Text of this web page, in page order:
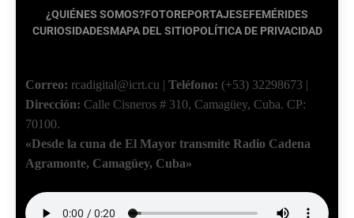
¿QUIÉNES SOMOS?FOTOREPORTAJESEFEMÉRIDES
CURIOSIDADESMAPA DEL SITIOPOLÍTICA DE PRIVACIDAD
Correo: rcadigital@icrt.cu | Teléfono: (+53) 32298673 |
Dirección: Calle Cisneros # 310, Camagüey, Cuba. CP:
70100.
«Desde la cuna de El Mayor transmite Radio Cadena
Agramonte, Camagüey, Cuba»